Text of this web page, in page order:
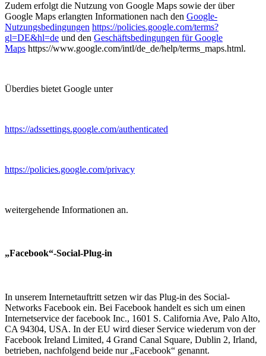
Zudem erfolgt die Nutzung von Google Maps sowie der über
Google Maps erlangten Informationen nach den Google-
Nutzungsbedingungen https://policies.google.com/terms?
gl=DE&hl=de und den Geschäftsbedingungen für Google
Maps https://www.google.com/intl/de_de/help/terms_maps.html.
Überdies bietet Google unter
https://adssettings.google.com/authenticated
https://policies.google.com/privacy
weitergehende Informationen an.
„Facebook“-Social-Plug-in
In unserem Internetauftritt setzen wir das Plug-in des Social-
Networks Facebook ein. Bei Facebook handelt es sich um einen
Internetservice der facebook Inc., 1601 S. California Ave, Palo Alto,
CA 94304, USA. In der EU wird dieser Service wiederum von der
Facebook Ireland Limited, 4 Grand Canal Square, Dublin 2, Irland,
betrieben, nachfolgend beide nur „Facebook“ genannt.